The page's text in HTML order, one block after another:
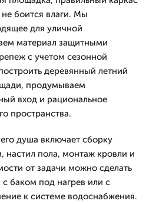
боится влаги. Мы
для уличной
материал защитными
с учетом сезонной
деревянный летний
продумываем
вход и рациональное
пространства.
душа включает сборку
настил пола, монтаж кровли и
от задачи можно сделать
баком под нагрев или с
к системе водоснабжения.